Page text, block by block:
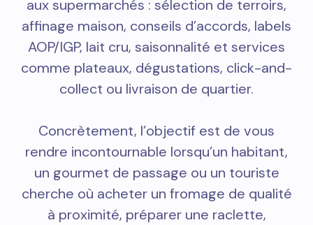
aux supermarchés : sélection de terroirs,
affinage maison, conseils d’accords, labels
AOP/IGP, lait cru, saisonnalité et services
comme plateaux, dégustations, click-and-
collect ou livraison de quartier.
Concrètement, l’objectif est de vous
rendre incontournable lorsqu’un habitant,
un gourmet de passage ou un touriste
cherche où acheter un fromage de qualité
à proximité, préparer une raclette,